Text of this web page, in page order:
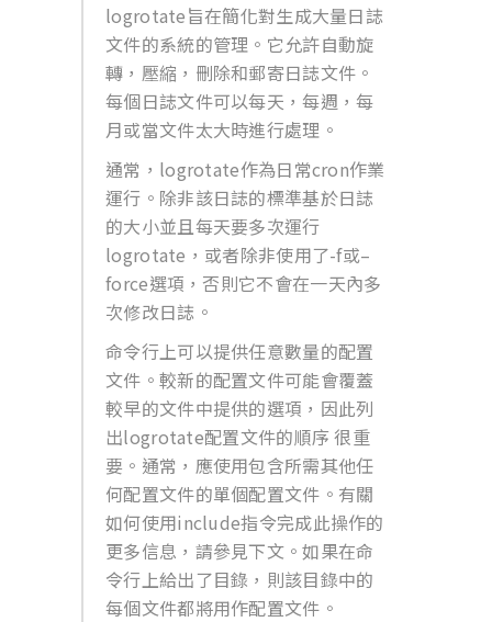
logrotate旨在簡化對生成大量日誌
文件的系統的管理。它允許自動旋
轉，壓縮，刪除和郵寄日誌文件。
每個日誌文件可以每天，每週，每
月或當文件太大時進行處理。
通常，logrotate作為日常cron作業
運行。除非該日誌的標準基於日誌
的大小並且每天要多次運行
logrotate，或者除非使用了-f或–
force選項，否則它不會在一天內多
次修改日誌。
命令行上可以提供任意數量的配置
文件。較新的配置文件可能會覆蓋
較早的文件中提供的選項，因此列
出logrotate配置文件的順序 很重
要。通常，應使用包含所需其他任
何配置文件的單個配置文件。有關
如何使用include指令完成此操作的
更多信息，請參見下文。如果在命
令行上給出了目錄，則該目錄中的
每個文件都將用作配置文件。